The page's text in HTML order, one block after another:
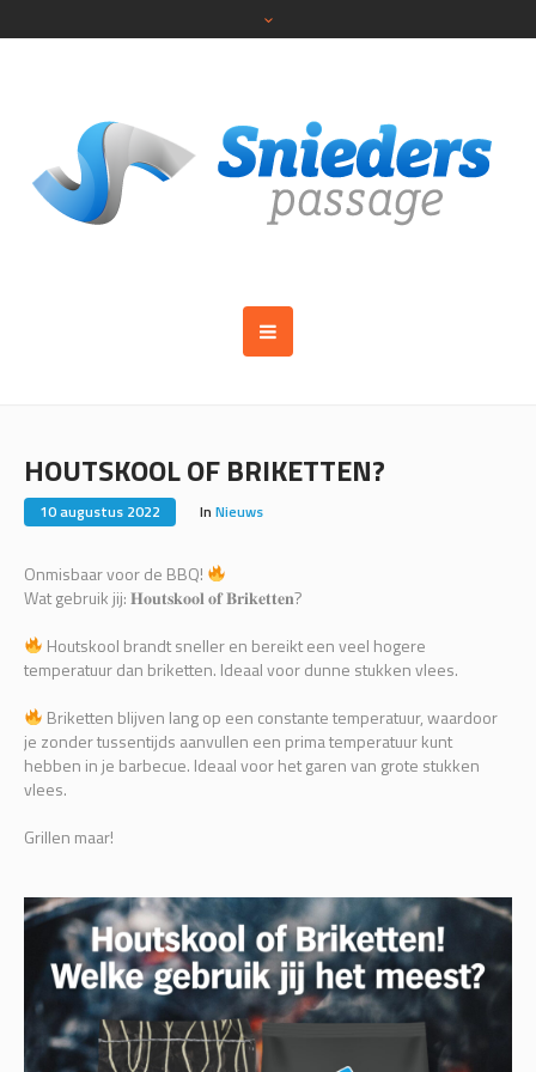
HOUTSKOOL OF BRIKETTEN?
10 augustus 2022 In Nieuws
Onmisbaar voor de BBQ!
Wat gebruik jij: 𝐇𝐨𝐮𝐭𝐬𝐤𝐨𝐨𝐥 𝐨𝐟 𝐁𝐫𝐢𝐤𝐞𝐭𝐭𝐞𝐧?
Houtskool brandt sneller en bereikt een veel hogere
temperatuur dan briketten. Ideaal voor dunne stukken vlees.
Briketten blijven lang op een constante temperatuur, waardoor
je zonder tussentijds aanvullen een prima temperatuur kunt
hebben in je barbecue. Ideaal voor het garen van grote stukken
vlees.
Grillen maar!